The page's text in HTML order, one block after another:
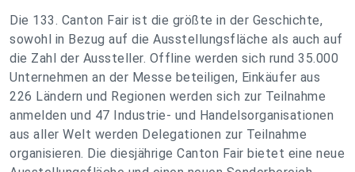
Die 133. Canton Fair ist die größte in der Geschichte,
sowohl in Bezug auf die Ausstellungsfläche als auch auf
die Zahl der Aussteller. Offline werden sich rund 35.000
Unternehmen an der Messe beteiligen, Einkäufer aus
226 Ländern und Regionen werden sich zur Teilnahme
anmelden und 47 Industrie- und Handelsorganisationen
aus aller Welt werden Delegationen zur Teilnahme
organisieren. Die diesjährige Canton Fair bietet eine neue